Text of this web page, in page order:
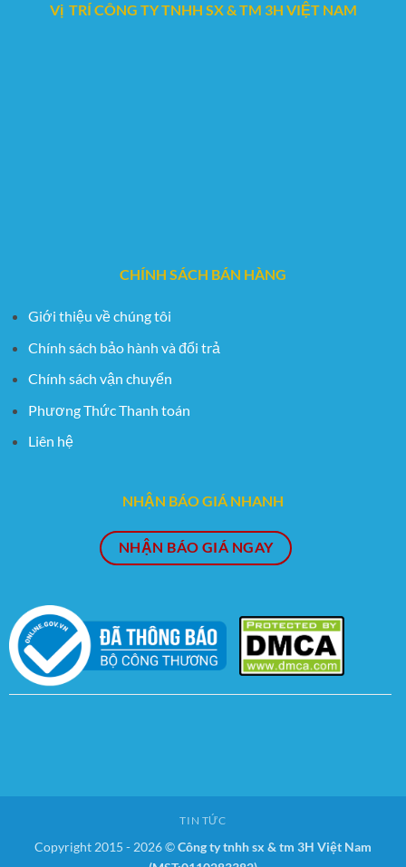
Vị TRÍ CÔNG TY TNHH SX & TM 3H VIỆT NAM
CHÍNH SÁCH BÁN HÀNG
Giới thiệu về chúng tôi
Chính sách bảo hành và đổi trả
Chính sách vận chuyển
Phương Thức Thanh toán
Liên hệ
NHẬN BÁO GIÁ NHANH
NHẬN BÁO GIÁ NGAY
TIN TỨC
Copyright 2015 - 2026 ©Công ty tnhh sx & tm 3H Việt Nam